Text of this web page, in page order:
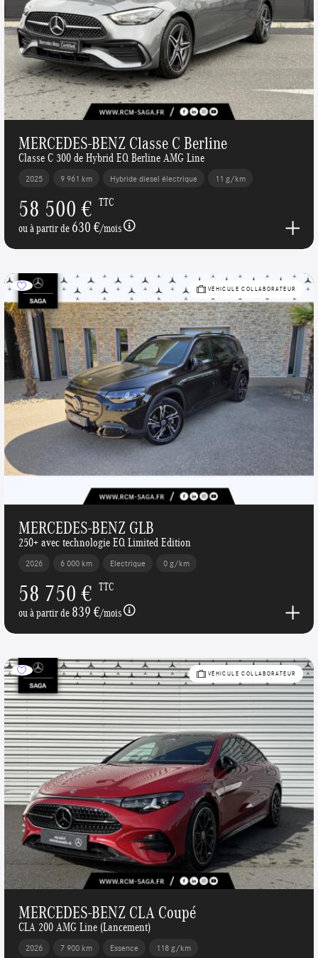
MERCEDES-BENZ Classe C Berline
Classe C 300 de Hybrid EQ Berline AMG Line
2025 9 961 km Hybride diesel électrique 11 g/km
58 500 € TTC
ou à partir de630 €/mois
VÉHICULE COLLABORATEUR
MERCEDES-BENZ GLB
250+ avec technologie EQ Limited Edition
2026 6 000 km Electrique 0 g/km
58 750 € TTC
ou à partir de839 €/mois
VÉHICULE COLLABORATEUR
MERCEDES-BENZ CLA Coupé
CLA 200 AMG Line (Lancement)
2026 7 900 km Essence 118 g/km